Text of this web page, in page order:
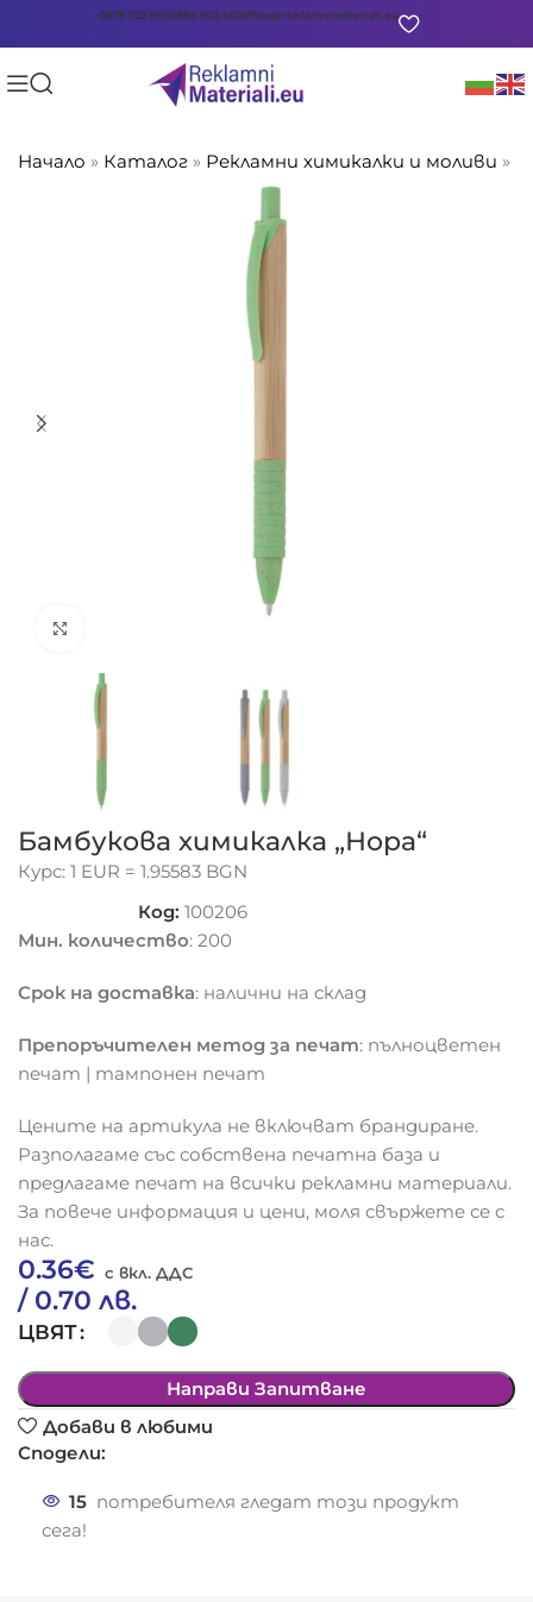
0878 722 8650888 903 601office@reklamnimateriali.eu
Начало » Каталог » Рекламни химикалки и моливи »
Бамбукова химикалка „Нора“
Курс: 1 EUR = 1.95583 BGN
Код:100206
Мин. количество: 200
Срок на доставка: налични на склад
Препоръчителен метод за печат: пълноцветен
печат | тампонен печат
Цените на артикула не включват брандиране.
Разполагаме със собствена печатна база и
предлагаме печат на всички рекламни материали.
За повече информация и цени, моля свържете се с
нас.
0.36€
/ 0.70 лв.
ЦВЯТ
Направи Запитване
Добави в любими
Сподели:
15 потребителя гледат този продукт
сега!